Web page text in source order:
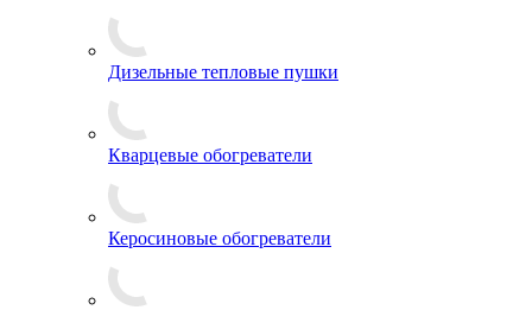
Дизельные тепловые пушки
Кварцевые обогреватели
Керосиновые обогреватели